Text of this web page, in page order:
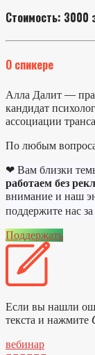
Стоимость: 3000
О спикере
Алла Далит —
кандидат
ассоциации
По любым
❤ Вам близки
работаем без
внимание и наш
поддержите нас
Поддержать
Если вы нашли
текста и нажмите
вебинар